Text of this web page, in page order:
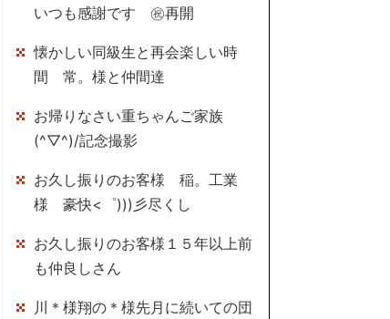
いつも感謝です ㊗再開
懐かしい同級生と再会楽しい時
間 常。様と仲間達
お帰りなさい重ちゃんご家族
(^▽^)/記念撮影
お久し振りのお客様 稲。工業
様 豪快<゜)))彡尽くし
お久し振りのお客様１５年以上前
も仲良しさん
川＊様翔の＊様先月に続いての団